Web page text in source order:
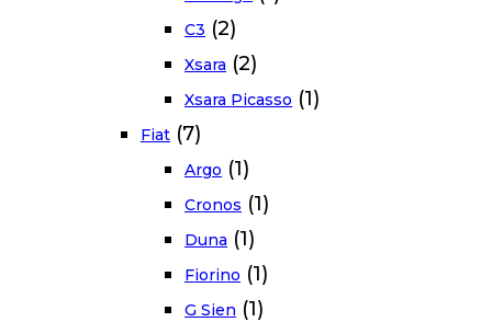
C3 (2)
Xsara (2)
Xsara Picasso (1)
Fiat (7)
Argo (1)
Cronos (1)
Duna (1)
Fiorino (1)
G Sien (1)